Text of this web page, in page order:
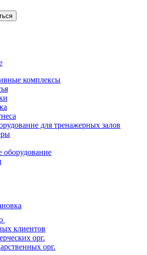
комплексы
для тренажерных залов
оборудование
клиентов
орг.
орг.